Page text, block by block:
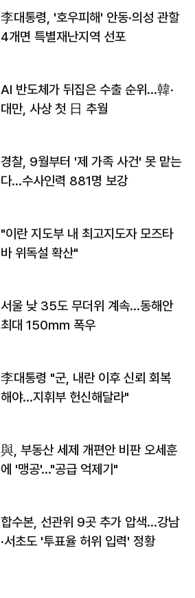
李대통령, '호우피해' 안동·의성 관할
4개면 특별재난지역 선포
AI 반도체가 뒤집은 수출 순위…韓·
대만, 사상 첫 日 추월
경찰, 9월부터 '제 가족 사건' 못 맡는
다…수사인력 881명 보강
"이란 지도부 내 최고지도자 모즈타
바 위독설 확산"
서울 낮 35도 무더위 계속…동해안
최대 150㎜ 폭우
李대통령 "군, 내란 이후 신뢰 회복
해야…지휘부 헌신해달라"
與, 부동산 세제 개편안 비판 오세훈
에 '맹공'…"공급 억제기"
합수본, 선관위 9곳 추가 압색…강남
·서초도 '투표율 허위 입력' 정황